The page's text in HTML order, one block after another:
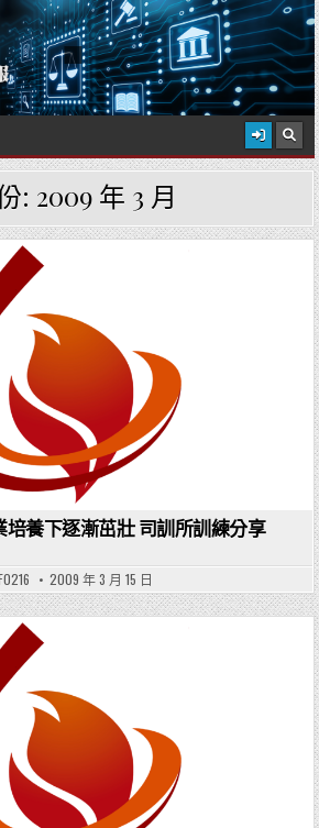
2026 年 8 月 8 日
國立陽明交通大學科技法律學院
: 2009 年 3 月
養下逐漸茁壯 司訓所訓練分享
2009 年 3 月 15 日